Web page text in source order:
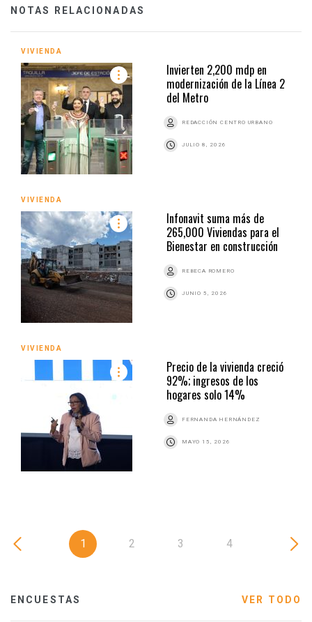
NOTAS RELACIONADAS
VIVIENDA
Invierten 2,200 mdp en
modernización de la Línea 2
del Metro
REDACCIÓN CENTRO URBANO
JULIO 8, 2026
VIVIENDA
Infonavit suma más de
265,000 Viviendas para el
Bienestar en construcción
REBECA ROMERO
JUNIO 5, 2026
VIVIENDA
Precio de la vivienda creció
92%; ingresos de los
hogares solo 14%
FERNANDA HERNÁNDEZ
MAYO 15, 2026
1 2 3 4
ENCUESTAS VER TODO